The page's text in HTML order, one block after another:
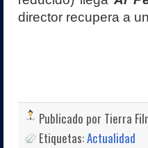
director recupera a
Publicado por Tierra
Etiquetas:Actualidad